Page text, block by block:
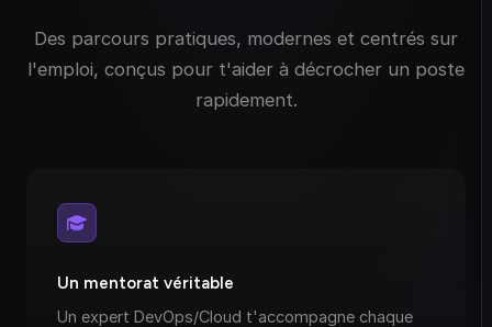
Des parcours pratiques, modernes et centrés sur
l'emploi, conçus pour t'aider à décrocher un poste
rapidement.
Un mentorat véritable
Un expert DevOps/Cloud t'accompagne chaque